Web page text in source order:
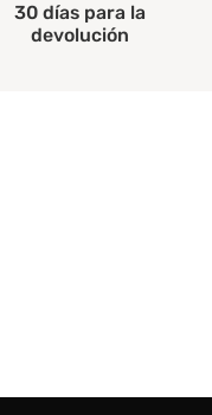
30 días para la
devolución